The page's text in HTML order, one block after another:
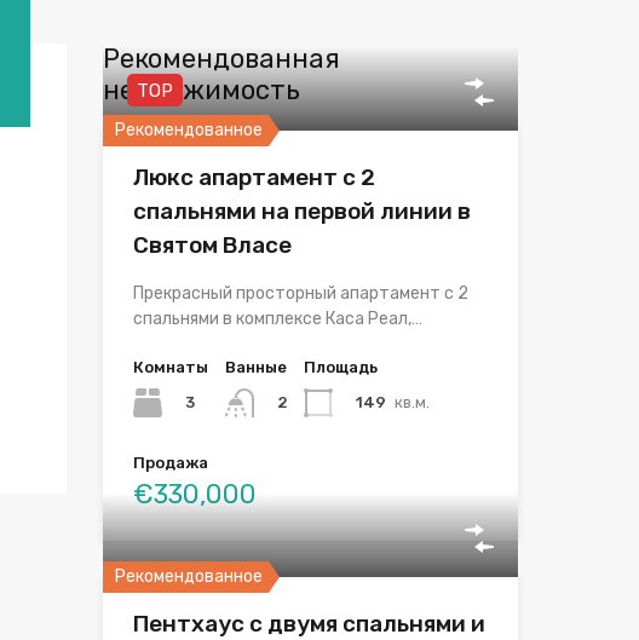
Рекомендованная
недвижимость
Рекомендованное
TOP
Люкс апартамент с 2
спальнями на первой линии в
Святом Власе
Прекрасный просторный апартамент с 2
спальнями в комплексе Каса Реал,…
Комнаты
3
Ванные
2
Площадь
149 кв.м.
Продажа
€330,000
Рекомендованное
Пентхаус с двумя спальнями и